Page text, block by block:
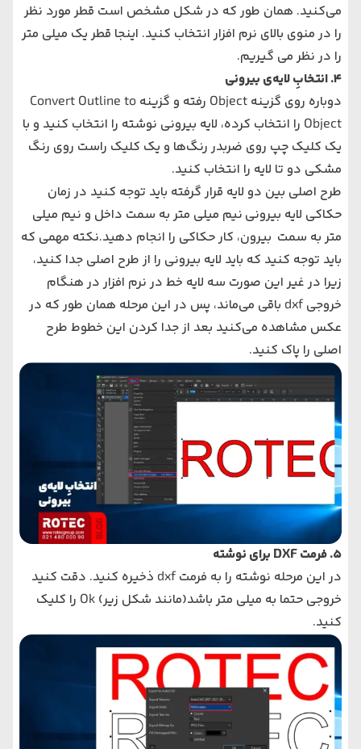
می‌کنید. همان طور که در شکل مشخص است قطر مورد نظر
را در منوی بالای نرم افزار انتخاب کنید. اینجا قطر یک میلی متر
را در نظر می گیریم.
4. انتخابِ لایه‌ی بیرونی
دوباره روی گزینه Object رفته و گزینه Convert Outline to
Object را انتخاب کرده، لایه بیرونی نوشته را انتخاب کنید و با
یک کلیک چپ روی ضربدر رنگ‌ها و یک کلیک راست روی رنگ
مشکی دو تا لایه را انتخاب کنید.
طرح اصلی بین دو لایه قرار گرفته باید توجه کنید در زمان
حکاکی لایه بیرونی نیم میلی متر به سمت داخل و نیم میلی
متر به سمت بیرون، کار حکاکی را انجام دهید.نکته مهمی که
باید توجه کنید که باید لایه بیرونی را از طرح اصلی جدا کنید،
زیرا در غیر این صورت سه لایه خط در نرم افزار در هنگام
خروجیdxf باقی می‌ماند، پس در این مرحله همان طور که در
عکس مشاهده می‌کنید بعد از جدا کردن این خطوط طرح
اصلی را پاک کنید.
5. فرمت DXF برای نوشته
در این مرحله نوشته را به فرمتdxf ذخیره کنید. دقت کنید
خروجی حتما به میلی متر باشد(مانند شکل زیر) Ok را کلیک
کنید.